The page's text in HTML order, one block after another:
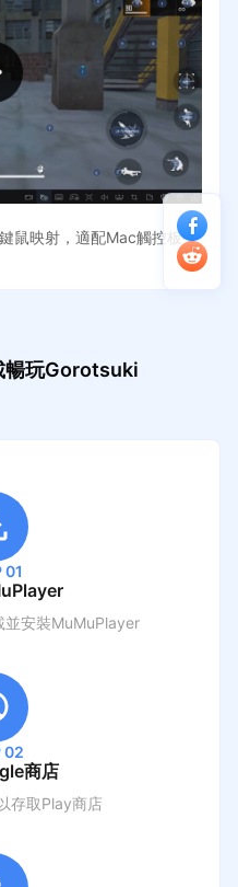
鼠映射，適配Mac觸控板手
暢玩Gorotsuki
01
並安裝MuMuPlayer
02
商店
存取Play商店